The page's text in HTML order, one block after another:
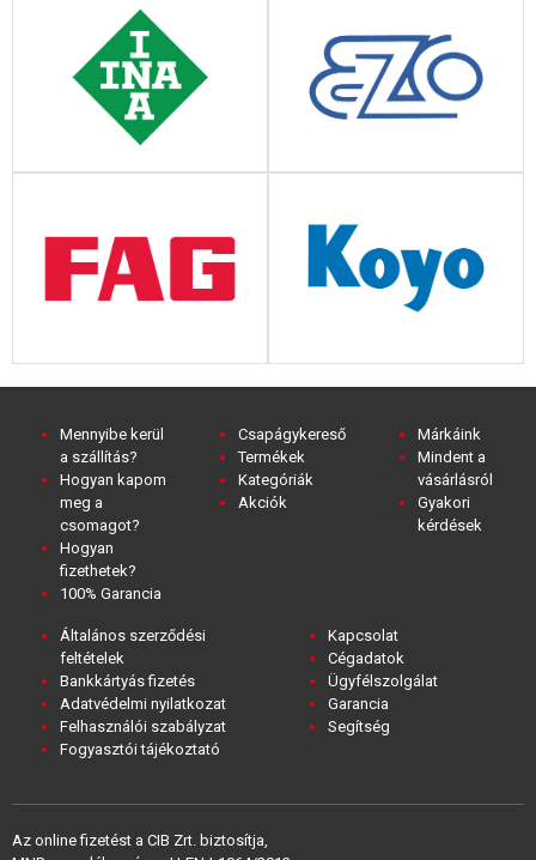
Mennyibe kerül
a szállítás?
Hogyan kapom
meg a
csomagot?
Hogyan
fizethetek?
100% Garancia
Csapágykereső
Termékek
Kategóriák
Akciók
Márkáink
Mindent a
vásárlásról
Gyakori
kérdések
Általános szerződési
feltételek
Bankkártyás fizetés
Adatvédelmi nyilatkozat
Felhasználói szabályzat
Fogyasztói tájékoztató
Kapcsolat
Cégadatok
Ügyfélszolgálat
Garancia
Segítség
Az online fizetést a CIB Zrt. biztosítja,